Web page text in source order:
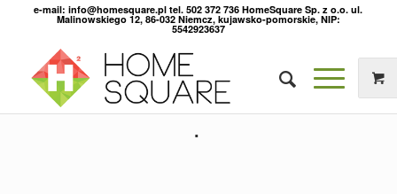
e-mail: info@homesquare.pl tel. 502 372 736 HomeSquare Sp. z o.o. ul.
Malinowskiego 12, 86-032 Niemcz, kujawsko-pomorskie, NIP:
5542923637